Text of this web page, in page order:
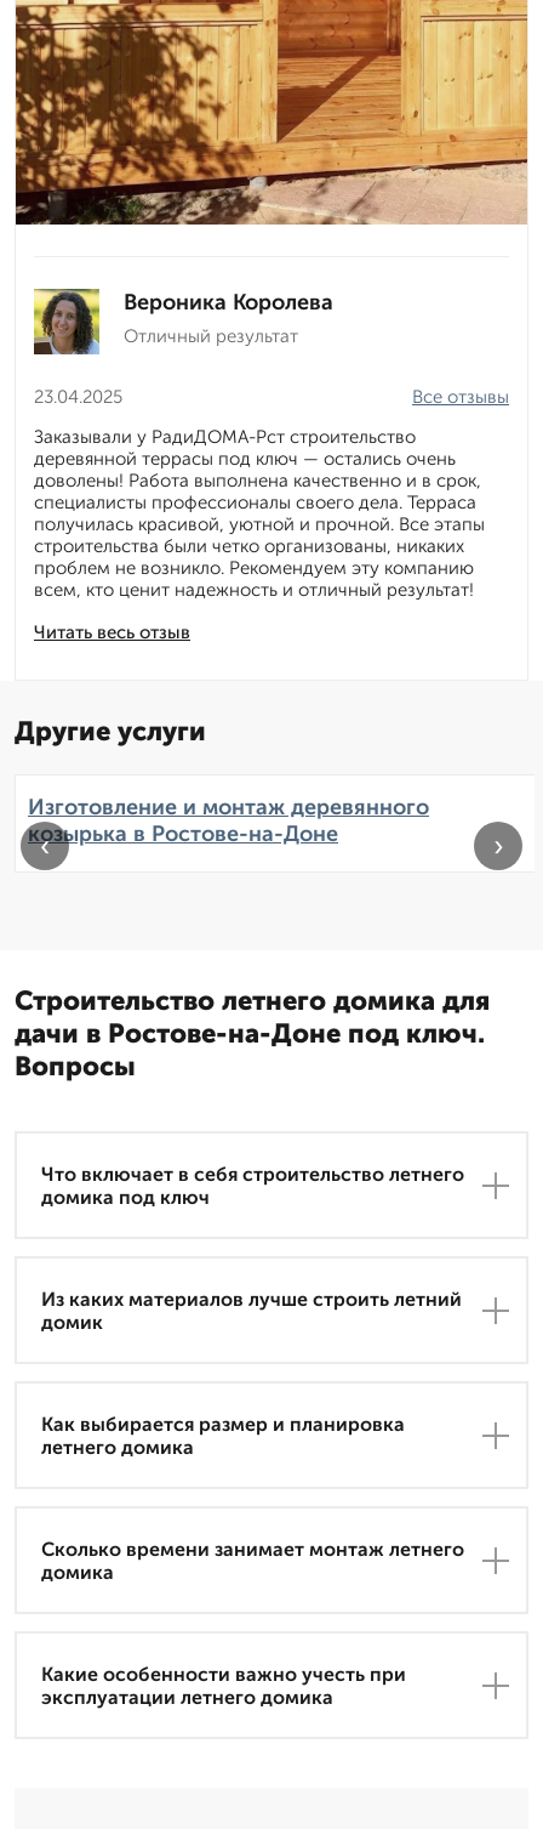
Вероника Королева
Отличный результат
23.04.2025
Читать весь отзыв
Все отзывы
Заказывали у РадиДОМА-Рст строительство
деревянной террасы под ключ — остались очень
доволены! Работа выполнена качественно и в срок,
специалисты профессионалы своего дела. Терраса
получилась красивой, уютной и прочной. Все этапы
строительства были четко организованы, никаких
проблем не возникло. Рекомендуем эту компанию
всем, кто ценит надежность и отличный результат!
Другие услуги
Изготовление и монтаж деревянного
козырька в Ростове-на-Доне
‹ ›
Строительство летнего домика для
дачи в Ростове-на-Доне под ключ.
Вопросы
Что включает в себя строительство летнего
домика под ключ
Из каких материалов лучше строить летний
домик
Как выбирается размер и планировка
летнего домика
Сколько времени занимает монтаж летнего
домика
Какие особенности важно учесть при
эксплуатации летнего домика